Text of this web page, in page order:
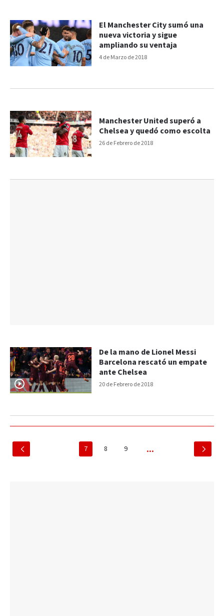
4 de Marzo de 2018
El Manchester City sumó una
nueva victoria y sigue
ampliando su ventaja
26 de Febrero de 2018
Manchester United superó a
Chelsea y quedó como escolta
20 de Febrero de 2018
De la mano de Lionel Messi
Barcelona rescató un empate
ante Chelsea
7 8 9